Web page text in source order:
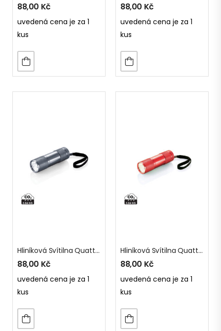
88,00 Kč
uvedená cena je za 1
kus
88,00 Kč
uvedená cena je za 1
kus
Hliníková Svítilna Quattro
88,00 Kč
uvedená cena je za 1
kus
Hliníková Svítilna Quattro
88,00 Kč
uvedená cena je za 1
kus